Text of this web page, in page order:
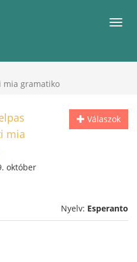
mia gramatiko
Válaszok
mia
október
Nyelv: Esperanto